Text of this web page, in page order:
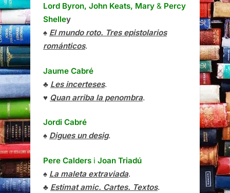
Lord Byron, John Keats, Mary & Percy
Shelley
♠ El mundo roto. Tres epistolarios
románticos.
Jaume Cabré
♣ Les incerteses.
♥ Quan arriba la penombra.
Jordi Cabré
♠ Digues un desig.
Pere Calders i Joan Triadú
♠ La maleta extraviada.
♣ Estimat amic. Cartes. Textos.